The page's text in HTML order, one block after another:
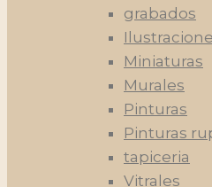
grabados
Miniaturas
Murales
Pinturas
Pinturas
tapiceria
Vitrales